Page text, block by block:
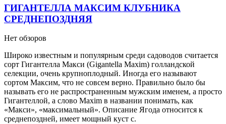
ГИГАНТЕЛЛА МАКСИМ КЛУБНИКА
СРЕДНЕПОЗДНЯЯ
Нет обзоров
Широко известным и популярным среди садоводов считается
сорт Гигантелла Макси (Gigantella Maxim) голландской
селекции, очень крупноплодный. Иногда его называют
сортом Максим, что не совсем верно. Правильно было бы
называть его не распространенным мужским именем, а просто
Гигантеллой, а слово Maxim в названии понимать, как
«Макси», «максимальный». Описание Ягода относится к
среднепоздней, имеет мощный куст с.